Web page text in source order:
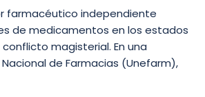
farmacéutico independiente
de medicamentos en los estados
magisterial. En una
de Farmacias (Unefarm),